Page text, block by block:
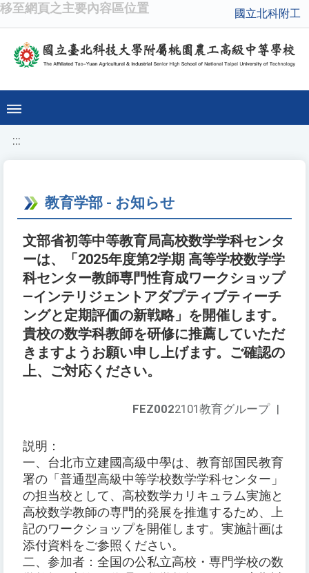
移至網頁之主要內容區位置 國立北科附工
:::
教育学部 - お知らせ
文部省初等中等教育局高校数学学科センタ
ーは、「2025年度第2学期 高等学校数学学
科センター教師専門性育成ワークショップ
—インテリジェントアダプティブティーチ
ングと定期評価の新戦略」を開催します。
貴校の数学科教師を研修に推薦していただ
きますようお願い申し上げます。ご確認の
上、ご対応ください。
FEZ0022101教育グループ |
説明：
一、台北市立建國高級中學は、教育部国民教育
署の「普通型高級中等学校数学学科センター」
の担当校として、高校数学カリキュラム実施と
高校数学教師の専門的発展を推進するため、上
記のワークショップを開催します。実施計画は
添付資料をご参照ください。
二、参加者：全国の公私立高校・専門学校の数